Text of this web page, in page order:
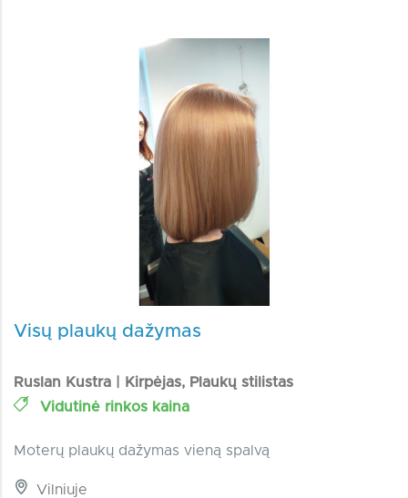
Visų plaukų dažymas
Ruslan Kustra | Kirpėjas, Plaukų stilistas
Vidutinė rinkos kaina
Moterų plaukų dažymas vieną spalvą
Vilniuje